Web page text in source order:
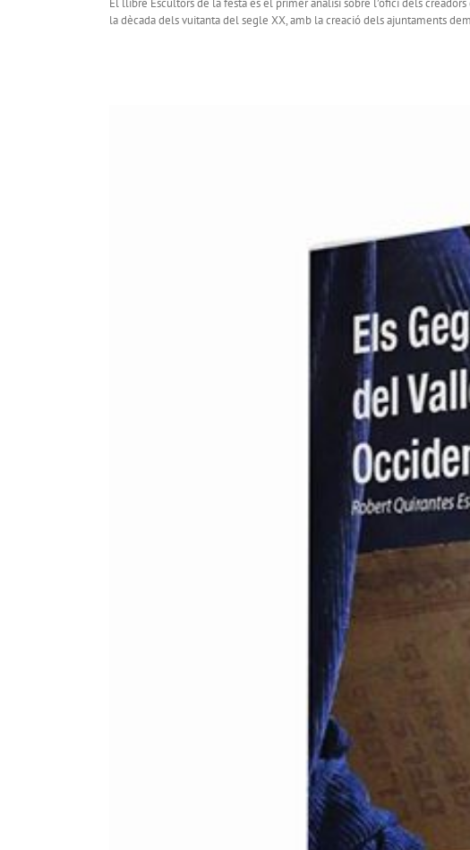
El llibre Escultors de la festa és el primer anàlisi sobre l’ofici dels
la dècada dels vuitanta del segle XX, amb la creació dels ajuntaments